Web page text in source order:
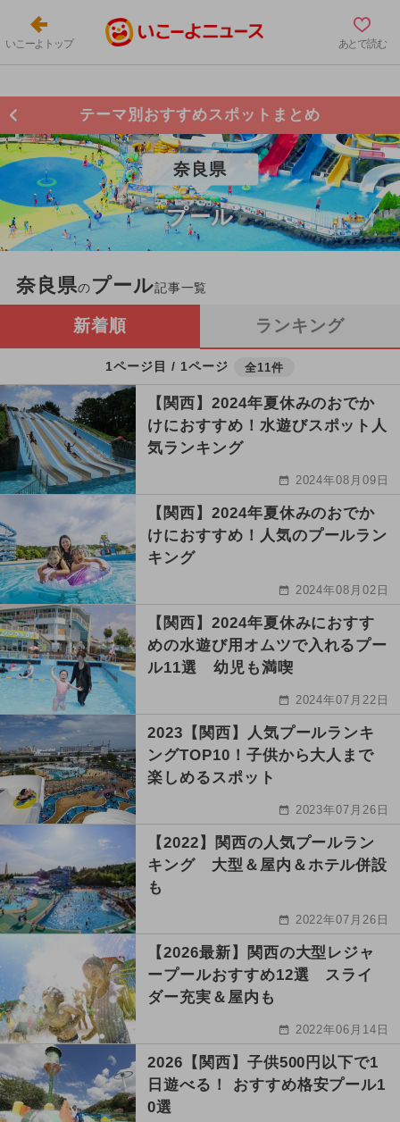
いこーよトップ あとで読む
テーマ別おすすめスポットまとめ
奈良県
プール
奈良県のプール記事一覧
新着順 ランキング
1ページ目 / 1ページ 全11件
【関西】2024年夏休みのおでか
けにおすすめ！水遊びスポット人
気ランキング
2024年08月09日
【関西】2024年夏休みのおでか
けにおすすめ！人気のプールラン
キング
2024年08月02日
【関西】2024年夏休みにおすす
めの水遊び用オムツで入れるプー
ル11選 幼児も満喫
2024年07月22日
2023【関西】人気プールランキ
ングTOP10！子供から大人まで
楽しめるスポット
2023年07月26日
【2022】関西の人気プールラン
キング 大型＆屋内＆ホテル併設
も
2022年07月26日
【2026最新】関西の大型レジャ
ープールおすすめ12選 スライ
ダー充実＆屋内も
2022年06月14日
2026【関西】子供500円以下で1
日遊べる！ おすすめ格安プール1
0選